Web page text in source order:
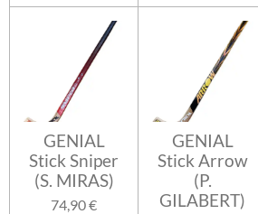
GENIAL
Stick Sniper
(S. MIRAS)
74,90 €
GENIAL
Stick Arrow
(P.
GILABERT)